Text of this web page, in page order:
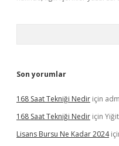
Son yorumlar
168 Saat Tekniği Nedir için
168 Saat Tekniği Nedir için
Lisans Bursu Ne Kadar 2024